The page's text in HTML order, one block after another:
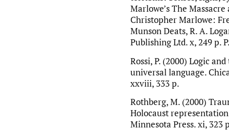
Marlowe’s The
Christopher Marlowe:
Munson Deats, R. A.
Publishing Ltd. x, 249 p.
Rossi, P. (2000) Logic
universal language.
xxviii, 333 p.
Rothberg, M. (2000)
Holocaust
Minnesota Press. xi, 323